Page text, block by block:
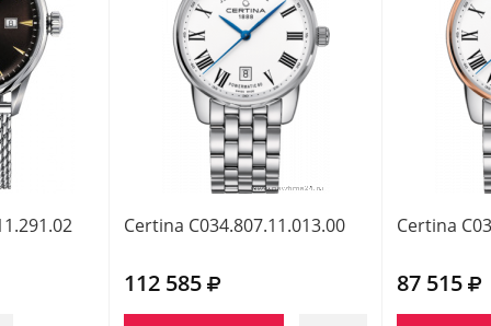
Certina C034.807.11.013.00
112 585
Certina
87 515